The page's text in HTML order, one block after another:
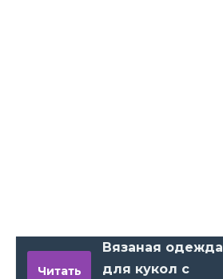
Читать
Вязаная одежда
для кукол с